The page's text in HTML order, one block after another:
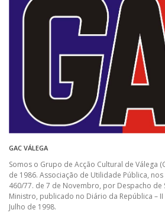
GAC VÁLEGA
Somos o Grupo de Acção Cultural de Válega
de 1986. Associação de Utilidade Pública,
460/77. de 7 de Novembro, por Despacho de
Ministro, publicado no Diário da República – II
Julho de 1998.